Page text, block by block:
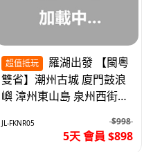
超值抵玩
雙省】潮州古城 廈門鼓浪
嶼 漳州東山島 泉州西街
超值抵玩5天
JL-FKNR05 $998
5天 會員 $898